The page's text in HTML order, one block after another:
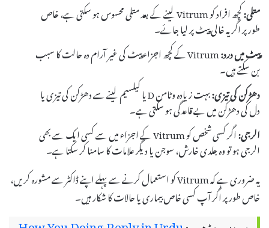
متلی:
کچھ افراد کو Vitrum لینے کے بعد متلی محسوس ہو سکتی ہے، خاص
طور پر اگر یہ خالی پیٹ پر لیا جائے۔
پیٹ میں درد:
Vitrum کے کچھ اجزاء پیٹ کی غیر آرام دہ حالت کا سبب
بن سکتے ہیں۔
دھڑکن کی تیزی:
بہت زیادہ وٹامن D یا کیلسیم لینے سے دھڑکن کی تیزی یا
دل کی دھڑکن میں بے قاعدگی ہو سکتی ہے۔
الرجی:
اگر کسی شخص کو Vitrum کے اجزاء میں سے کسی ایک سے بھی
الرجی ہو تو وہ جلدی خارش، سوجن یا دیگر علامات کا سامنا کر سکتا ہے۔
یہ ضروری ہے کہ Vitrum کو استعمال کرنے سے پہلے اپنے ڈاکٹر سے مشورہ کریں،
خاص طور پر اگر آپ کسی خاص بیماری یا حالات کا شکار ہیں۔